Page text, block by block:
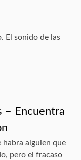
El sonido de las
– Encuentra
alguien que
pero el fracaso